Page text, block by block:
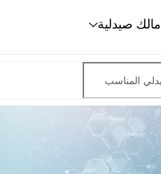
مالك صيدلية